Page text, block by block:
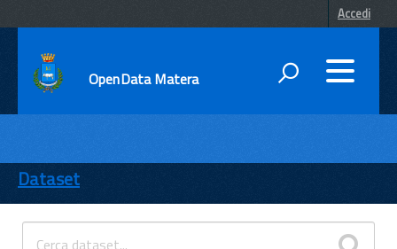
Accedi
OpenData Matera
ENTI
TEMI
INFORMAZIONI
Dataset